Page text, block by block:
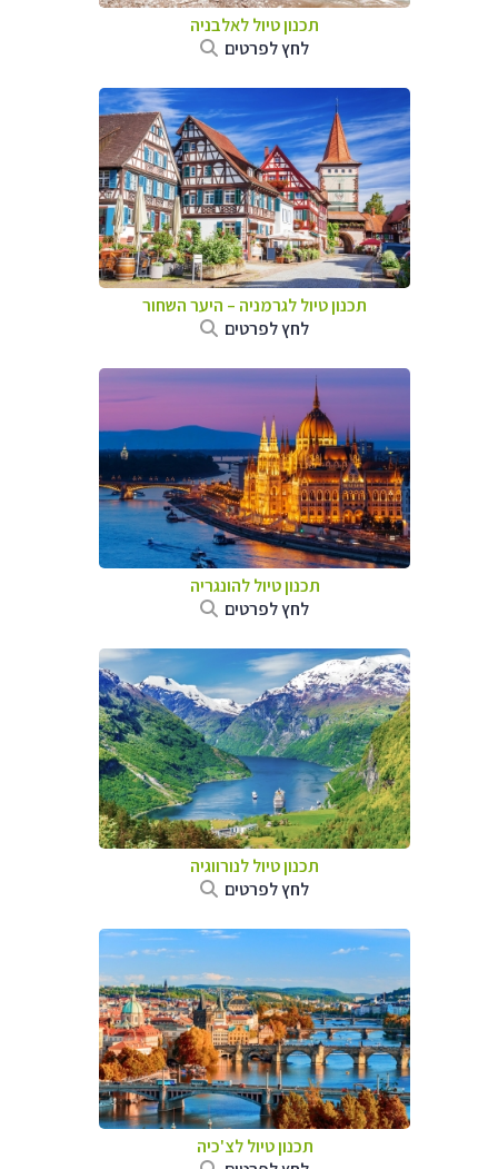
תכנון טיול לאלבניה
לחץ לפרטים
תכנון טיול לגרמניה – היער השחור
לחץ לפרטים
תכנון טיול להונגריה
לחץ לפרטים
תכנון טיול לנורווגיה
לחץ לפרטים
תכנון טיול לצ'כיה